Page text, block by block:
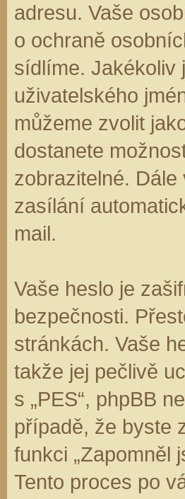
adresu. Vaše
o ochraně
sídlíme. Jakékoliv
uživatelského
můžeme zvolit
dostanete
zobrazitelné.
zasílání
mail.
Vaše heslo je
bezpečnosti.
stránkách. Vaše
takže jej pečlivě
s „PES“, phpBB
případě, že byste
funkci „Zapomněl
Tento proces po